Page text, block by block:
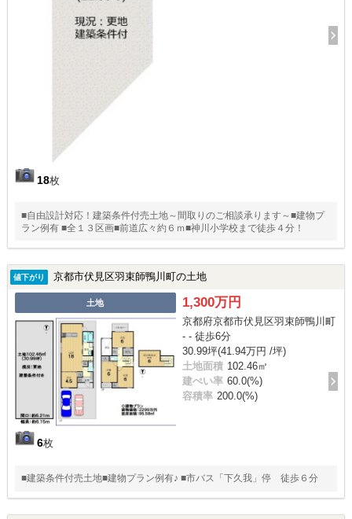
18枚
■自由設計対応！建築条件付売土地～間取りのご相談承ります～■建物プ
ラン例有 ■全１３区画■前道広々約６ｍ■神川小学校まで徒歩４分！
値下がり 京都市伏見区羽束師鴨川町の土地
土地
6枚
1,300万円
京都府京都市伏見区羽束師鴨川町
- - 徒歩6分
30.99坪(41.94万円 /坪)
土地面積 102.46㎡
建ぺい率 60.0(%)
容積率 200.0(%)
■建築条件付売土地■建物プラン例有♪ ■市バス「下久我」停 徒歩６分